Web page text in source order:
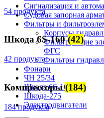
Сигнализация и
Судовая запорная
Фильтры и
Корпусы
Фильтрующие
ФГС
Фильтры
Фонари
ЧН 25/34
Шкода 6S-160
Шкода-275
Электродвигатели
54 продукта
Шкода 6S-160(42)
42 продукта
Компрессоры(184)
184 продукта